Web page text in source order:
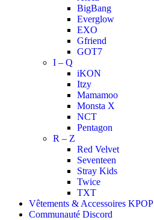
BigBang
Everglow
EXO
Gfriend
GOT7
I – Q
iKON
Itzy
Mamamoo
Monsta X
NCT
Pentagon
R – Z
Red Velvet
Seventeen
Stray Kids
Twice
TXT
Vêtements & Accessoires KPOP
Communauté Discord